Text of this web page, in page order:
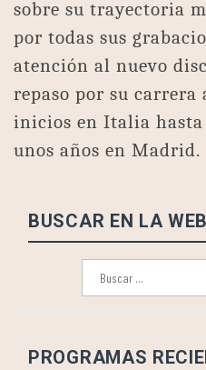
sobre su trayectoria
por todas sus
atención al nuevo
repaso por su carrera
inicios en Italia hasta
unos años en Madrid.
BUSCAR EN LA WEB
PROGRAMAS